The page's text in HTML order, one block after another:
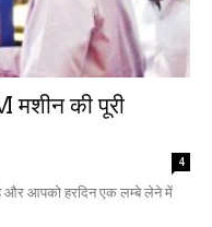
की पूरी
4
आपको हरदिन एक लम्बे लेने में